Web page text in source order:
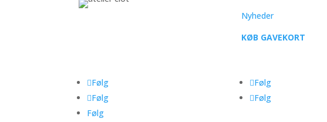
Nyheder
KØB GAVEKORT
Følg
Følg
Følg
Følg
Følg